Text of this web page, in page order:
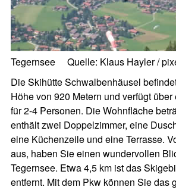
Tegernsee Quelle: Klaus Hayler /
Die Skihütte Schwalbenhäusel
Höhe von 920 Metern und verfügt
für 2-4 Personen. Die Wohnfläche
enthält zwei Doppelzimmer, eine
eine Küchenzeile und eine Terrasse.
aus, haben Sie einen wundervollen
Tegernsee. Etwa 4,5 km ist das
entfernt. Mit dem Pkw können Sie das